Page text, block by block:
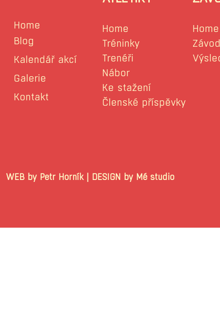
Home
Blog
Kalendář akcí
Galerie
Kontakt
Home
Tréninky
Trenéři
Nábor
Ke stažení
Členské příspěvky
Home
WEB by Petr Horník | DESIGN by Mé